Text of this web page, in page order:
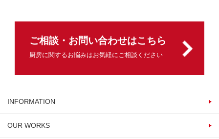
ご相談・お問い合わせはこちら
厨房に関するお悩みはお気軽にご相談ください
INFORMATION
OUR WORKS